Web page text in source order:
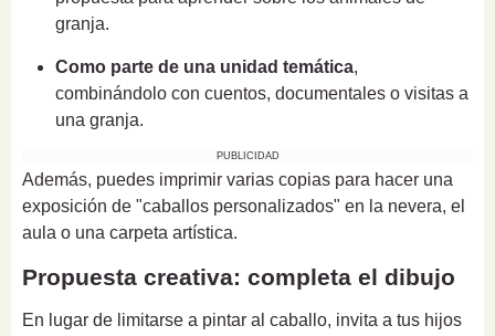
granja.
Como parte de una unidad temática,
combinándolo con cuentos, documentales o visitas a
una granja.
PUBLICIDAD
Además, puedes imprimir varias copias para hacer una
exposición de "caballos personalizados" en la nevera, el
aula o una carpeta artística.
Propuesta creativa: completa el dibujo
En lugar de limitarse a pintar al caballo, invita a tus hijos